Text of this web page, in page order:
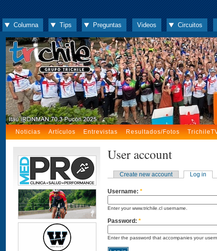
Columna Tips Preguntas Videos Circuitos
Noticias Artículos Entrevistas Resultados/Fotos
User account
Create new account Log in
Username: *
Enter your www.trichile.cl username.
Password: *
Enter the password that accompanies your